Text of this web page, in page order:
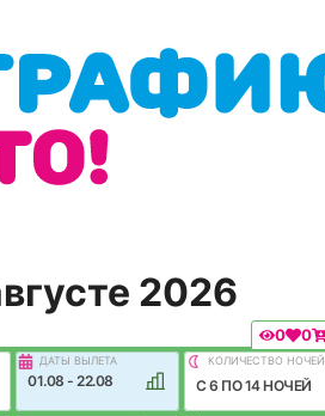
2026
0 0
ДАТЫ ВЫЛЕТА
01.08 - 22.08
КОЛИЧЕСТВО НОЧЕЙ
C 6 ПО 14 НОЧЕЙ